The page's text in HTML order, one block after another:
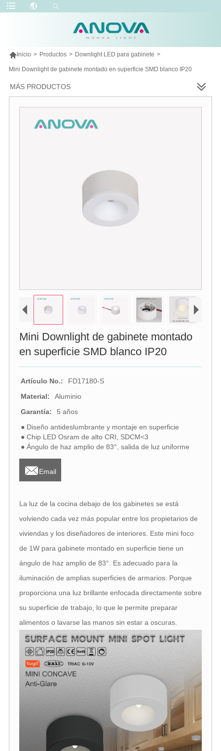
Inicio > Productos > Downlight LED para gabinete >
Mini Downlight de gabinete montado en superficie SMD blanco IP20
MÁS PRODUCTOS
Mini Downlight de gabinete montado
en superficie SMD blanco IP20
Artículo No.:
FD17180-S
Material:
Aluminio
Garantía:
5 años
● Diseño antideslumbrante y montaje en superficie
● Chip LED Osram de alto CRI, SDCM<3
● Ángulo de haz amplio de 83°, salida de luz uniforme
Email
La luz de la cocina debajo de los gabinetes se está
volviendo cada vez más popular entre los propietarios de
viviendas y los diseñadores de interiores. Este mini foco
de 1W para gabinete montado en superficie tiene un
ángulo de haz amplio de 83°. Es adecuado para la
iluminación de amplias superficies de armarios. Porque
proporciona una luz brillante enfocada directamente sobre
su superficie de trabajo, lo que le permite preparar
alimentos o lavarse las manos sin estar a oscuras.